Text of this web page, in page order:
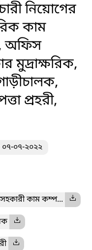
নিয়োগের
কাম
অফিস
মুদ্রাক্ষরিক,
প্রহরী,
০৭-০৭-২০২২
কাম কম্প...